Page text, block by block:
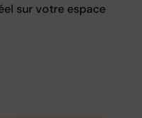
sur votre espace